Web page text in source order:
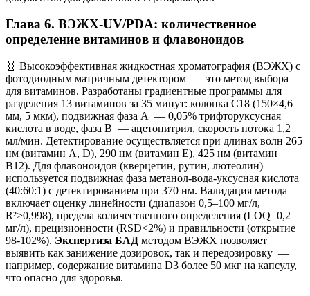
Глава 6. ВЭЖХ-UV/PDA: количественное
определение витаминов и флавоноидов
🧬 Высокоэффективная жидкостная хроматография (ВЭЖХ) с
фотодиодным матричным детектором — это метод выбора
для витаминов. Разработаны градиентные программы для
разделения 13 витаминов за 35 минут: колонка C18 (150×4,6
мм, 5 мкм), подвижная фаза А — 0,05% трифторуксусная
кислота в воде, фаза В — ацетонитрил, скорость потока 1,2
мл/мин. Детектирование осуществляется при длинах волн 265
нм (витамин А, D), 290 нм (витамин Е), 425 нм (витамин
В12). Для флавоноидов (кверцетин, рутин, лютеолин)
используется подвижная фаза метанол-вода-уксусная кислота
(40:60:1) с детектированием при 370 нм. Валидация метода
включает оценку линейности (диапазон 0,5–100 мг/л,
R²>0,998), предела количественного определения (LOQ=0,2
мг/л), прецизионности (RSD<2%) и правильности (открытие
98-102%). Экспертиза БАД методом ВЭЖХ позволяет
выявить как занижение дозировок, так и передозировку —
например, содержание витамина D3 более 50 мкг на капсулу,
что опасно для здоровья.